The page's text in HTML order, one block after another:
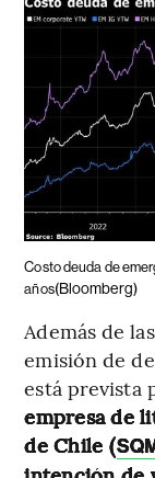
Costo deuda de
años(Bloomberg)
Además de
emisión de
está prevista
empresa de
de Chile (